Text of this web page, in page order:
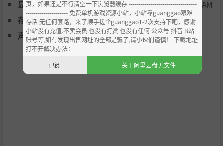
显卡: GeForce GTX 960 or AMD equivalent, 4 GB VRAM
存储空间:需要 10 GB 可用空间
声卡:基本音频设备
页，如果还是不行清空一下浏览器缓存 ----------------------------------
--------------------- 免费单机游戏资源小站，小站靠guanggao艰难
存活 无任何套路，来了顺手搓个guanggao1-2次支持下吧，感谢
小站没有充值.不卖会员.也没有打赏 也没有任何 公众号 抖音 B站
账号等,如有发现出售网址的全部是骗子,请小伙们谨慎！ 下载地址
打不开解决办法：
已阅
关于阿里云盘无文件